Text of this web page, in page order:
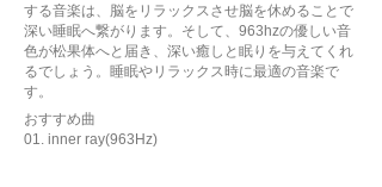
する音楽は、脳をリラックスさせ脳を休めることで
深い睡眠へ繋がります。そして、963hzの優しい音
色が松果体へと届き、深い癒しと眠りを与えてくれ
るでしょう。睡眠やリラックス時に最適の音楽で
す。
おすすめ曲
01. inner ray(963Hz)